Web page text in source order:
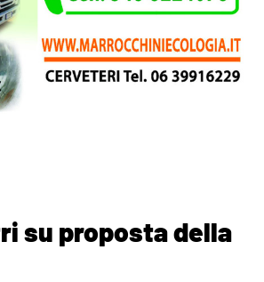
su proposta della